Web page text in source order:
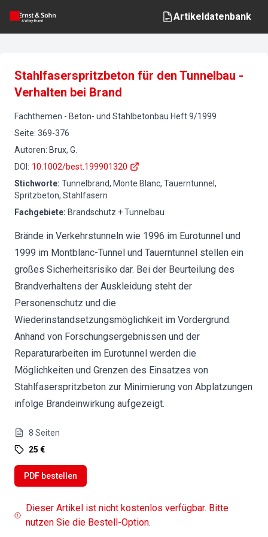
Artikeldatenbank
Stahlfaserspritzbeton für den Tunnelbau -
Verhalten bei Brand
Fachthemen - Beton- und Stahlbetonbau Heft9/1999
Seite: 369-376
Autoren: Brux, G.
DOI : 10.1002/best.199901320
Stichworte: Tunnelbrand, Monte Blanc, Tauerntunnel,
Spritzbeton, Stahlfasern
Fachgebiete: Brandschutz + Tunnelbau
Brände in Verkehrstunneln wie 1996 im Eurotunnel und
1999 im Montblanc-Tunnel und Tauerntunnel stellen ein
großes Sicherheitsrisiko dar. Bei der Beurteilung des
Brandverhaltens der Auskleidung steht der
Personenschutz und die
Wiederinstandsetzungsmöglichkeit im Vordergrund.
Anhand von Forschungsergebnissen und der
Reparaturarbeiten im Eurotunnel werden die
Möglichkeiten und Grenzen des Einsatzes von
Stahlfaserspritzbeton zur Minimierung von Abplatzungen
infolge Brandeinwirkung aufgezeigt.
8 Seiten
25 €
PDF bestellen
Dieser Artikel ist nicht kostenlos verfügbar. Bitte
nutzen Sie die Bestell-Option.